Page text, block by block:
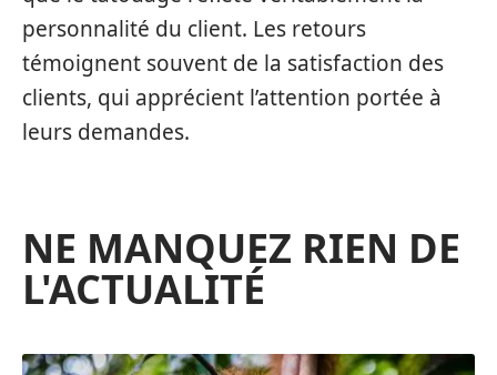
personnalité du client. Les retours
témoignent souvent de la satisfaction des
clients, qui apprécient l’attention portée à
leurs demandes.
NE MANQUEZ RIEN DE
L'ACTUALITÉ